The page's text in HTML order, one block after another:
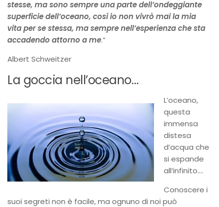
stesse, ma sono sempre una parte dell’ondeggiante
superficie dell’oceano, così io non vivrò mai la mia
vita per se stessa, ma sempre nell’esperienza che sta
accadendo attorno a me.”
Albert Schweitzer
La goccia nell’oceano…
L’oceano,
questa
immensa
distesa
d’acqua che
si espande
all’infinito….
Conoscere i
suoi segreti non è facile, ma ognuno di noi può